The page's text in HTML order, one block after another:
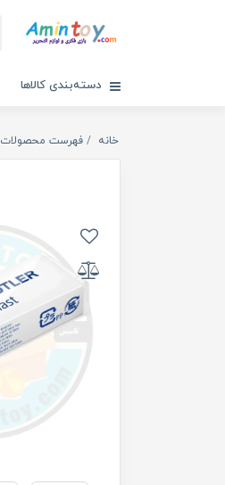
دسته‌بندی کالاها
خانه فهرست محصولات